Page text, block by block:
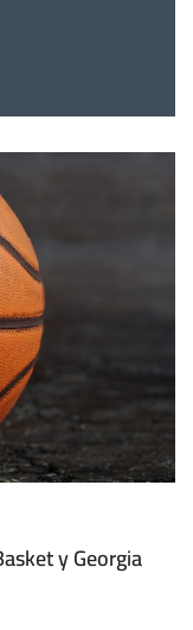
y Georgia